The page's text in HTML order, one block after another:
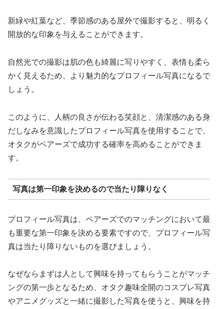
新緑や紅葉など、季節感のある屋外で撮影すると、明るく
開放的な印象を与えることができます。
自然光での撮影は肌の色も綺麗に写りやすく、表情も柔ら
かく見えるため、より魅力的なプロフィール写真になるで
しょう。
このように、人柄の良さが伝わる笑顔と、清潔感のある身
だしなみを意識したプロフィール写真を使用することで、
オタクがペアーズで成功する確率を高めることができま
す。
写真は第一印象を決めるので当たり障りなく
プロフィール写真は、ペアーズでのマッチングにおいて最
も重要な第一印象を決める要素ですので、プロフィール写
真は当たり障りないものを選びましょう。
なぜならまずは人として興味を持ってもらうことがマッチ
ングの第一歩となるため、オタク趣味全開のコスプレ写真
やアニメグッズと一緒に撮影した写真を使うと、興味を持